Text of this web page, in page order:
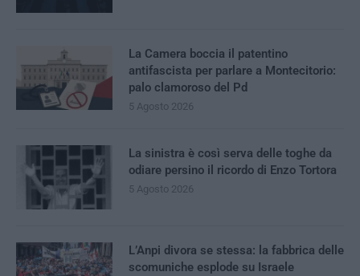
La Camera boccia il patentino
antifascista per parlare a Montecitorio:
palo clamoroso del Pd
5 Agosto 2026
La sinistra è così serva delle toghe da
odiare persino il ricordo di Enzo Tortora
5 Agosto 2026
L’Anpi divora se stessa: la fabbrica delle
scomuniche esplode su Israele